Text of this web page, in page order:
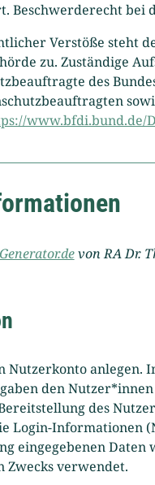
bei
Verstöße steht
zu. Zuständige
des
www.bfdi.bund.de/
von RA Dr.
Nutzerkonto anlegen.
den
des
Login-Informationen
eingegebenen
Zwecks verwendet.